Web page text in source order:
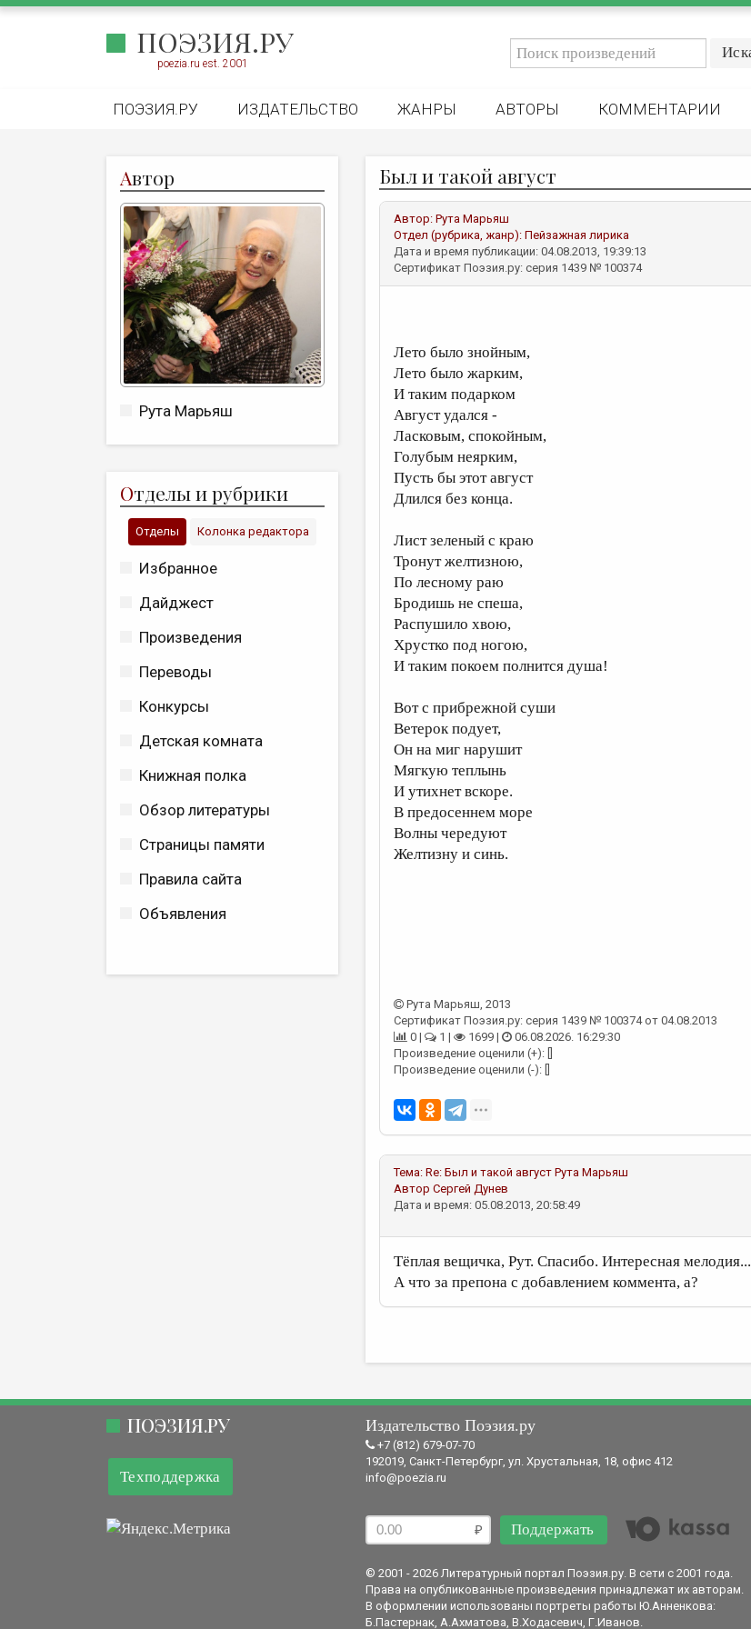
ПОЭЗИЯ.РУ
poezia.ru est. 2001
ПОЭЗИЯ.РУ ИЗДАТЕЛЬСТВО ЖАНРЫ АВТОРЫ КОММЕНТАРИИ
Автор
Рута Марьяш
Отделы и рубрики
Отделы Колонка редактора
Избранное
Дайджест
Произведения
Переводы
Конкурсы
Детская комната
Книжная полка
Обзор литературы
Страницы памяти
Правила сайта
Объявления
Был и такой август
Автор: Рута Марьяш
Отдел (рубрика, жанр): Пейзажная лирика
Дата и время публикации: 04.08.2013, 19:39:13
Сертификат Поэзия.ру: серия 1439 № 100374
Лето было знойным,
Лето было жарким,
И таким подарком
Август удался -
Ласковым, спокойным,
Голубым неярким,
Пусть бы этот август
Длился без конца.
Лист зеленый с краю
Тронут желтизною,
По лесному раю
Бродишь не спеша,
Распушило хвою,
Хрустко под ногою,
И таким покоем полнится душа!
Вот с прибрежной суши
Ветерок подует,
Он на миг нарушит
Мягкую теплынь
И утихнет вскоре.
В предосеннем море
Волны чередуют
Желтизну и синь.
Рута Марьяш, 2013
Сертификат Поэзия.ру: серия 1439 № 100374 от 04.08.2013
0 |
1 | 1699 |
06.08.2026. 16:29:30
Произведение оценили (+): []
Произведение оценили (-): []
Тема: Re: Был и такой август Рута Марьяш
Автор Сергей Дунев
Дата и время: 05.08.2013, 20:58:49
Тёплая вещичка, Рут. Спасибо. Интересная мелодия...
А что за препона с добавлением коммента, а?
ПОЭЗИЯ.РУ
Техподдержка
Издательство Поэзия.ру
+7 (812) 679-07-70
192019, Санкт-Петербург, ул. Хрустальная, 18, офис 412
info@poezia.ru
Поддержать
© 2001 - 2026 Литературный портал Поэзия.ру. В сети с 2001 года.
Права на опубликованные произведения принадлежат их авторам.
В оформлении использованы портреты работы Ю.Анненкова:
Б.Пастернак, А.Ахматова, В.Ходасевич, Г.Иванов.